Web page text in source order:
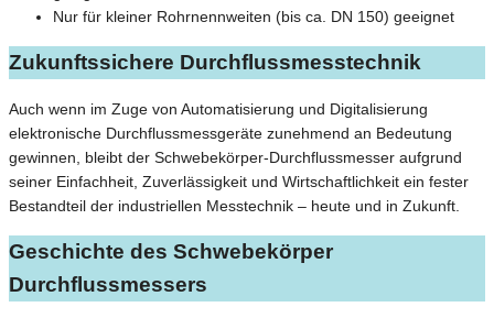
Nur für kleiner Rohrnennweiten (bis ca. DN 150) geeignet
Zukunftssichere Durchflussmesstechnik
Auch wenn im Zuge von Automatisierung und Digitalisierung
elektronische Durchflussmessgeräte zunehmend an Bedeutung
gewinnen, bleibt der Schwebekörper-Durchflussmesser aufgrund
seiner Einfachheit, Zuverlässigkeit und Wirtschaftlichkeit ein fester
Bestandteil der industriellen Messtechnik – heute und in Zukunft.
Geschichte des Schwebekörper
Durchflussmessers